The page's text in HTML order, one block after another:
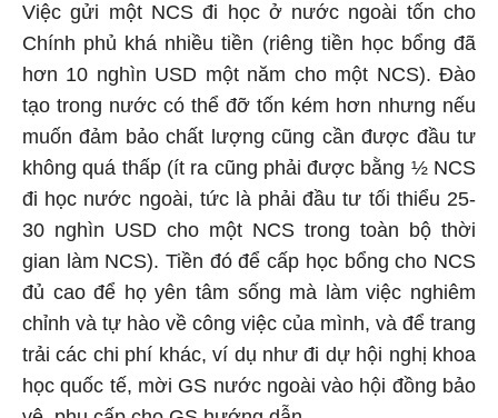
Việc gửi một NCS đi học ở nước ngoài tốn cho
Chính phủ khá nhiều tiền (riêng tiền học bổng đã
hơn 10 nghìn USD một năm cho một NCS). Đào
tạo trong nước có thể đỡ tốn kém hơn nhưng nếu
muốn đảm bảo chất lượng cũng cần được đầu tư
không quá thấp (ít ra cũng phải được bằng ½ NCS
đi học nước ngoài, tức là phải đầu tư tối thiểu 25-
30 nghìn USD cho một NCS trong toàn bộ thời
gian làm NCS). Tiền đó để cấp học bổng cho NCS
đủ cao để họ yên tâm sống mà làm việc nghiêm
chỉnh và tự hào về công việc của mình, và để trang
trải các chi phí khác, ví dụ như đi dự hội nghị khoa
học quốc tế, mời GS nước ngoài vào hội đồng bảo